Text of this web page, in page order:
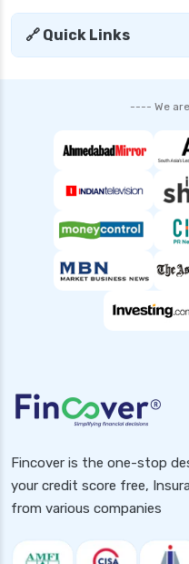
🔗 Quick Links
---- We
Fincover is the one-stop
your credit score free,
from various companies